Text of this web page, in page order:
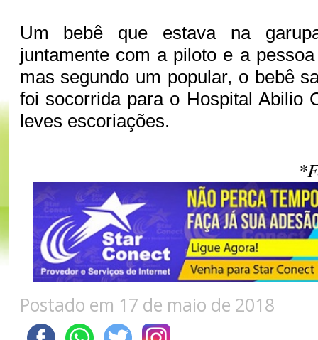
Um bebê que estava na
juntamente com a piloto e a
mas segundo um popular, o bebê
foi socorrida para o Hospital Abilio
leves escoriações.
Postado em 17 de maio de 2018